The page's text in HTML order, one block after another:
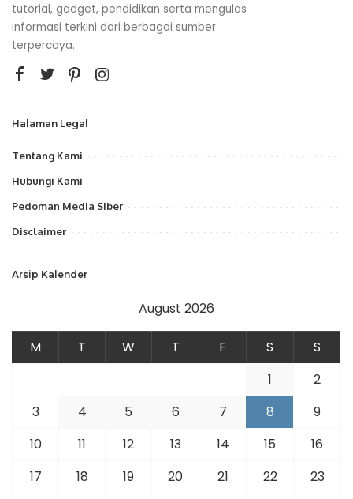
tutorial, gadget, pendidikan serta mengulas
informasi terkini dari berbagai sumber
terpercaya.
Halaman Legal
Tentang Kami
Hubungi Kami
Pedoman Media Siber
Disclaimer
Arsip Kalender
August 2026
M T W T F S
S
1
2
3
4 5 6 7 8
9
10
11 12 13 14 15
16
17
18 19 20 21 22
23